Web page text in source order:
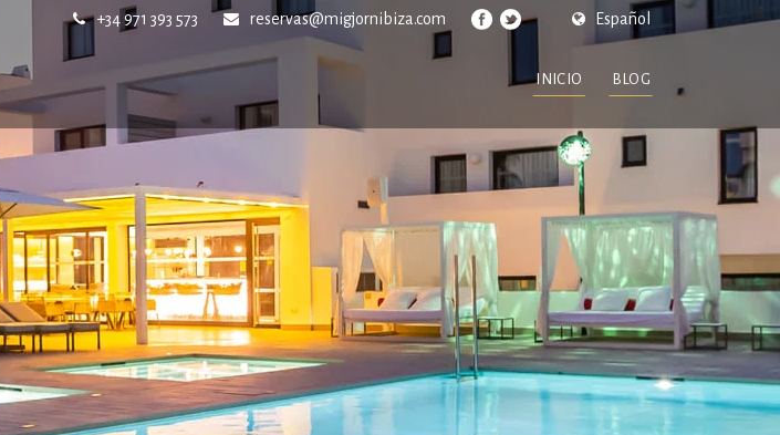
Español
+34 971 393 573 reservas@migjornibiza.com
INICIO BLOG